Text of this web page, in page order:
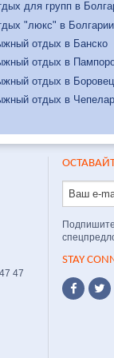
для групп в
"люкс" в Болгарии
отдых в Банско
отдых в
отдых в Боровец
отдых в
47
STAY